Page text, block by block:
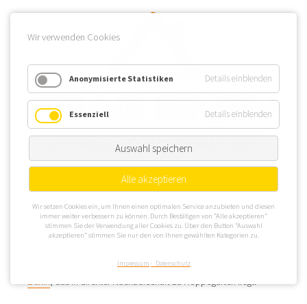
gelegener Standort. Mit ca. 17.000 Einwohnern wird eine WEG
Verwaltung in Hoppegarten einige Eigentümergemeinschaften
Oderland ermöglicht Hoppegarten auch die
Berlin, das in direkter Nachbarschaft zu Hoppegarten liegt.
Wir verwenden Cookies
Anonymisierte Statistiken Details einblenden
Essenziell Details einblenden
Auswahl speichern
Alle akzeptieren
Wir setzen Cookies ein, um Ihnen einen optimalen Service anzubieten und diesen
immer weiter verbessern zu können. Durch Bestätigen von “Alle akzeptieren”
stimmen Sie der Verwendung aller Cookies zu. Über den Button “Auswahl
akzeptieren” stimmen Sie nur den von Ihnen gewählten Kategorien zu.
Impressum Datenschutz